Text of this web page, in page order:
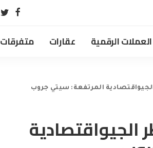
العملات الرقمية عقارات متفرقات
المرتفعة: سيتي جروب